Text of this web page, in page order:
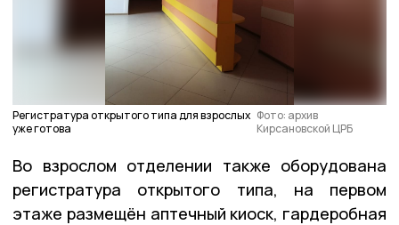
Регистратура открытого типа для взрослых
уже готова
Фото: архив
Кирсановской ЦРБ
Во взрослом отделении также оборудована
регистратура открытого типа, на первом
этаже размещён аптечный киоск, гардеробная